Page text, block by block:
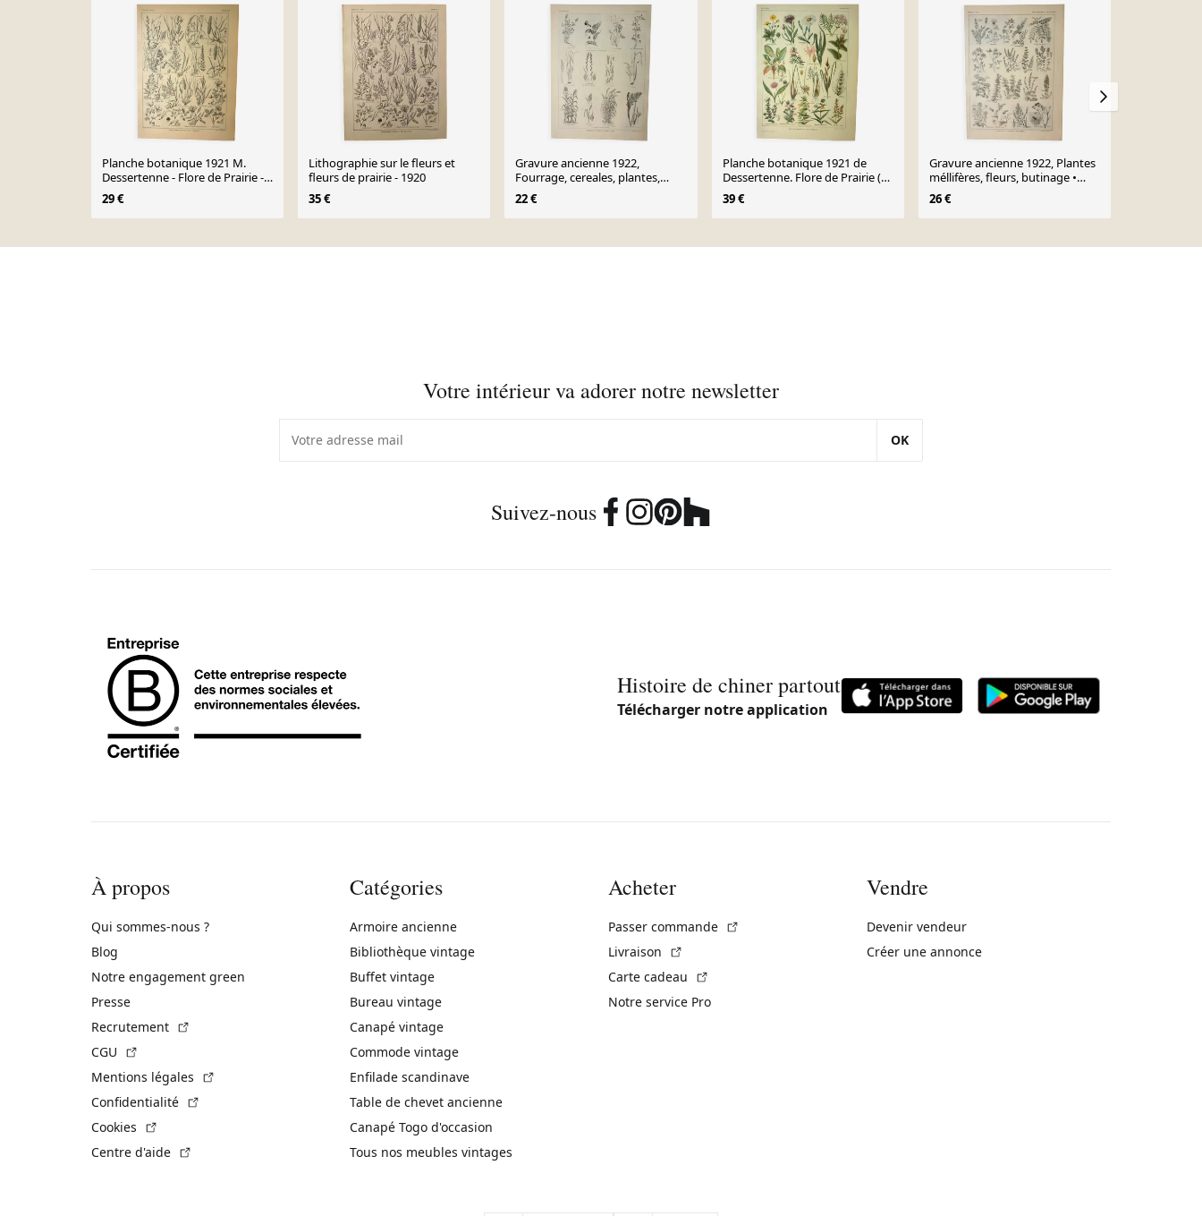
Planche botanique 1921 M.
Dessertenne - Flore de Prairie -
Gravure vintage
29 €
Lithographie sur le fleurs et
fleurs de prairie - 1920
35 €
Gravure ancienne 1922,
Fourrage, cereales, plantes,
fourragères • Lithographie,
illustration origina
22 €
Planche botanique 1921 de
Dessertenne. Flore de Prairie (2)
Gravure. ancien
39 €
Gravure ancienne 1922, Plantes
méllifères, fleurs, butinage •
Lithographie, illustration
originale
26 €
Votre intérieur va adorer notre newsletter
OK
Suivez-nous
Histoire de chiner partout
Télécharger notre application
À propos
Qui sommes-nous ?
Blog
Notre engagement green
Presse
Recrutement
CGU
Mentions légales
Confidentialité
Cookies
Centre d'aide
Catégories
Armoire ancienne
Bibliothèque vintage
Buffet vintage
Bureau vintage
Canapé vintage
Commode vintage
Enfilade scandinave
Table de chevet ancienne
Canapé Togo d'occasion
Tous nos meubles vintages
Acheter
Passer commande
Livraison
Carte cadeau
Notre service Pro
Vendre
Devenir vendeur
Créer une annonce